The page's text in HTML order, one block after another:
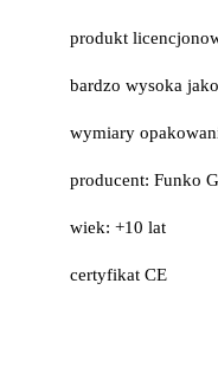
produkt
bardzo wysoka
wymiary
producent: Funko
wiek: +10 lat
certyfikat CE